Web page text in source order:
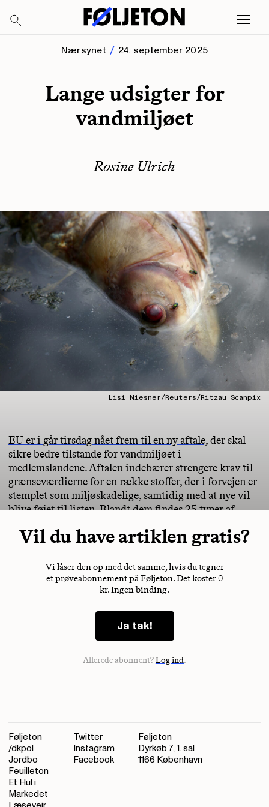
Nærsynet 24. september 2025
Lange udsigter for
vandmiljøet
Rosine Ulrich
Lisi Niesner/Reuters/Ritzau Scanpix
EU er i går tirsdag nået frem til en ny aftale,der skal
sikre bedre tilstande for vandmiljøet i
medlemslandene. Aftalen indebærer strengere krav til
grænseværdierne for en række stoffer, der i forvejen er
stemplet som miljøskadelige, samtidig med at nye vil
blive føjet til listen. Blandt dem findes 25 typer af
Vil du have artiklen gratis?
Vi låser den op med det samme, hvis du tegner
et prøveabonnement på Føljeton. Det koster 0
kr. Ingen binding.
Ja tak!
Allerede abonnent?Log ind.
Føljeton
/dkpol
Jordbo
Feuilleton
Et Hul i
Markedet
Twitter
Instagram
Facebook
Føljeton
Dyrkøb 7, 1. sal
1166 København